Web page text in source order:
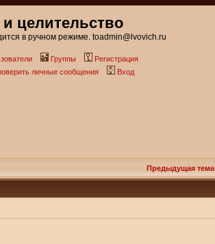
целительство
в ручном режиме. toadmin@lvovich.ru
Группы
Регистрация
личные сообщения Вход
Предыдущая тема